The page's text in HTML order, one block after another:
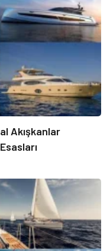
Akışkanlar